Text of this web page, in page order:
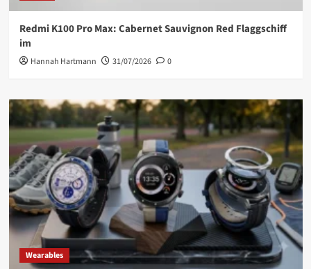
Redmi K100 Pro Max: Cabernet Sauvignon Red Flaggschiff
im
Hannah Hartmann 31/07/2026 0
Wearables